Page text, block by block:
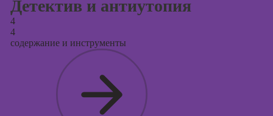
Детектив и антиутопия
4
4
содержание и инструменты